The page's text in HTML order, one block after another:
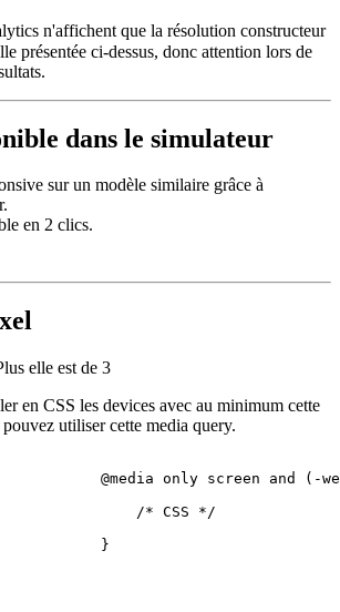
n'affichent que la résolution constructeur
présentée ci-dessus, donc attention lors de
dans le simulateur
sur un modèle similaire grâce à
en 2 clics.
elle est de 3
en CSS les devices avec au minimum cette
utiliser cette media query.
@media only screen and (-
/* CSS */
}